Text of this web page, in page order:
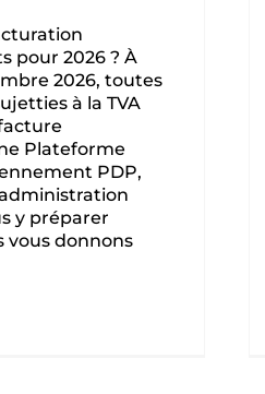
pour 2026 ? À
2026, toutes
à la TVA
Plateforme
PDP,
y préparer
vous donnons